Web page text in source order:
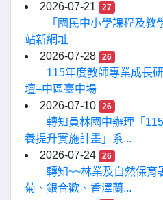
2026-07-21
27
「國民中小學課程及
站新網址
2026-07-28
26
115年度教師專業成長
壇–中區臺中場
2026-07-10
26
轉知員林國中辦理「
養提升實施計畫」系...
2026-07-24
26
轉知~~林業及自然保育
菊、銀合歡、香澤蘭...